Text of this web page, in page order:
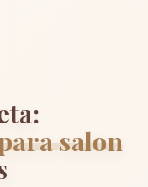
salon